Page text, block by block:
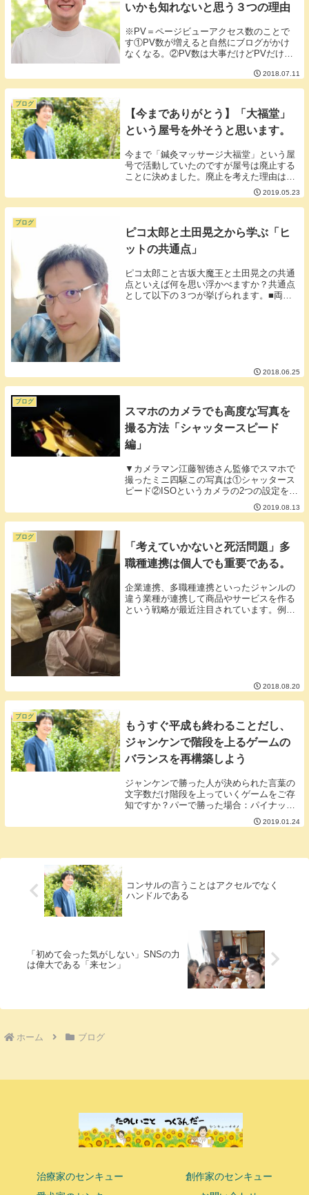
いかも知れないと思う３つの理由
※PV＝ページビューアクセス数のことで
す①PV数が増えると自然にブログがかけ
なくなる。②PV数は大事だけどPVだけじ
たい。■①PV数が増えると自然にブログが
かけなくなる。確かにPV数って増えると
2018.07.11
ブログ
【今までありがとう】「大福堂」
という屋号を外そうと思います。
今まで「鍼灸マッサージ大福堂」という屋
号で活動していたのですが屋号は廃止する
ことに決めました。廃止を考えた理由は大
きく３つ①カッコつけるための屋号だった
②スタッフはいないし治療院もない③ほか
の活動名が際立ってきた■①カッコつける
2019.05.23
ブログ
ピコ太郎と土田晃之から学ぶ「ヒ
ットの共通点」
ピコ太郎こと古坂大魔王と土田晃之の共通
点といえば何を思い浮かべますか？共通点
として以下の３つが挙げられます。■両方
2018.06.25
ブログ
スマホのカメラでも高度な写真を
撮る方法「シャッタースピード
編」
▼カメラマン江藤智徳さん監修でスマホで
撮ったミニ四駆この写真は①シャッタース
ピード②ISOというカメラの2つの設定を少
しいじって撮ったものでそんなに難しくあ
りません。今日は2つのうちのシャッター
スピードについてお話しようと思います。
2019.08.13
ブログ
「考えていかないと死活問題」多
職種連携は個人でも重要である。
企業連携、多職種連携といったジャンルの
違う業種が連携して商品やサービスを作る
という戦略が最近注目されています。例え
2018.08.20
ブログ
もうすぐ平成も終わることだし、
ジャンケンで階段を上るゲームの
バランスを再構築しよう
ジャンケンで勝った人が決められた言葉の
文字数だけ階段を上っていくゲームをご存
知ですか？パーで勝った場合：パイナップ
ル（6文字）チョキで勝った場合：チョコ
レート（6文字）グーで買った場合；グリ
2019.01.24
コンサルの言うことはアクセルでなく
ハンドルである
「初めて会った気がしない」SNSの力
は偉大である「来セン」
ホーム ブログ
治療家のセンキュー
創作家のセンキュー